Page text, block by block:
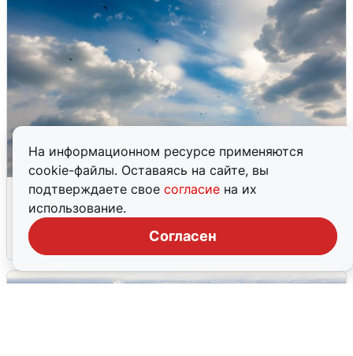
На информационном ресурсе применяются
cookie-файлы. Оставаясь на сайте, вы
подтверждаете свое согласие на их
использование.
Согласен
МЧС ответило на сообщения о
грохоте в Москве
7 августа